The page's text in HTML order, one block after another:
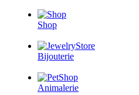
Shop
Bijouterie
Animalerie